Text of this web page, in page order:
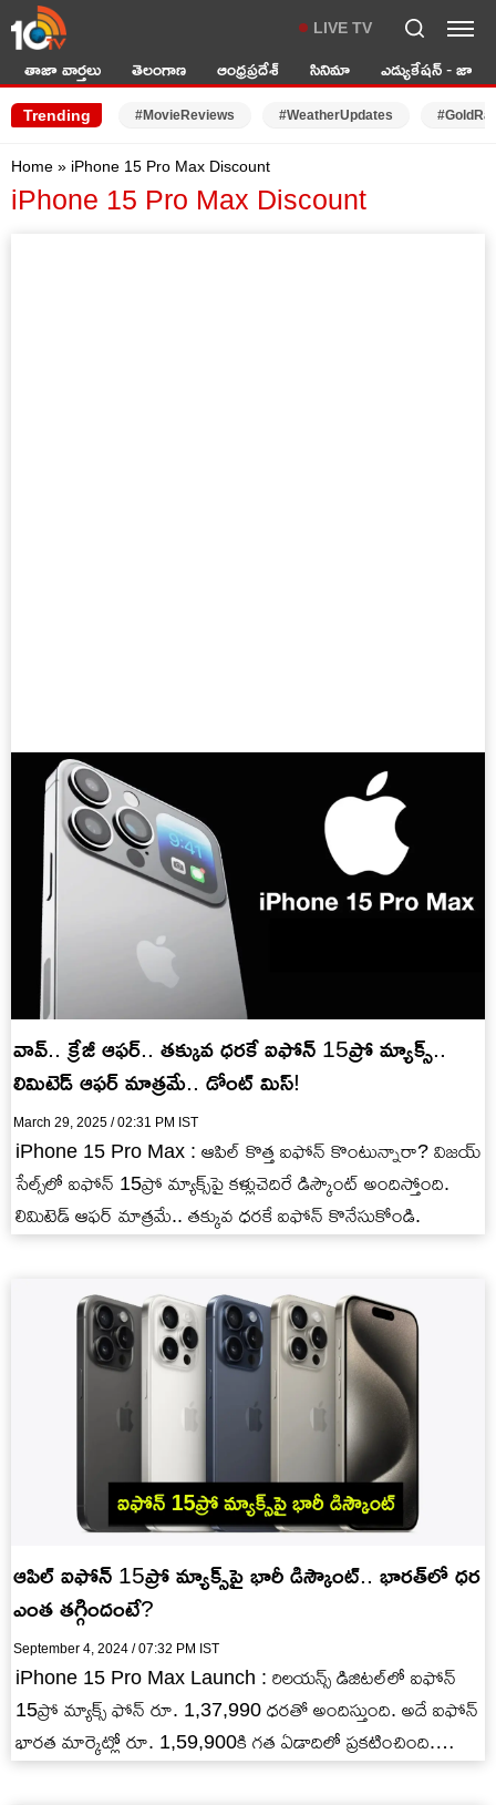
LIVE TV
తాజా వార్తలు తెలంగాణ ఆంధ్రప్రదేశ్ సినిమా ఎడ్యుకేషన్ - జాబ్స్
Trending #MovieReviews #WeatherUpdates
Home » iPhone 15 Pro Max Discount
iPhone 15 Pro Max Discount
వావ్.. క్రేజీ ఆఫర్.. తక్కువ ధరకే ఐఫోన్ 15ప్రో మ్యాక్స్‌..
లిమిటెడ్ ఆఫర్ మాత్రమే.. డోంట్ మిస్!
March 29, 2025 / 02:31 PM IST
iPhone 15 Pro Max : ఆపిల్ కొత్త ఐఫోన్ కొంటున్నారా? విజయ్
సేల్స్‌లో ఐఫోన్ 15ప్రో మ్యాక్స్‌పై కళ్లుచెదిరే డిస్కౌంట్ అందిస్తోంది.
లిమిటెడ్ ఆఫర్ మాత్రమే.. తక్కువ ధరకే ఐఫోన్ కొనేసుకోండి.
ఆపిల్ ఐఫోన్ 15ప్రో మ్యాక్స్‌పై భారీ డిస్కౌంట్.. భారత్‌లో ధర
ఎంత తగ్గిందంటే?
September 4, 2024 / 07:32 PM IST
iPhone 15 Pro Max Launch : రిలయన్స్ డిజిటల్‌లో ఐఫోన్
15ప్రో మ్యాక్స్ ఫోన్ రూ. 1,37,990 ధరతో అందిస్తుంది. అదే ఐఫోన్
భారత మార్కెట్లో రూ. 1,59,900కి గత ఏడాదిలో ప్రకటించింది.…